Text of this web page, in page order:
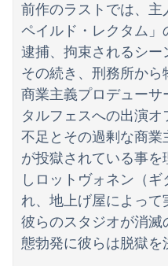
前作のラストでは、
ペイルド・レクタム」
逮捕、拘束されるシ
その続き、刑務所か
商業主義プロデューサ
タルフェスへの出演
不足とその過剰な商
が投獄されている事
しロットヴォネン（
れ、地上げ屋によっ
彼らのスタジオが消
態勃発に彼らは脱獄を